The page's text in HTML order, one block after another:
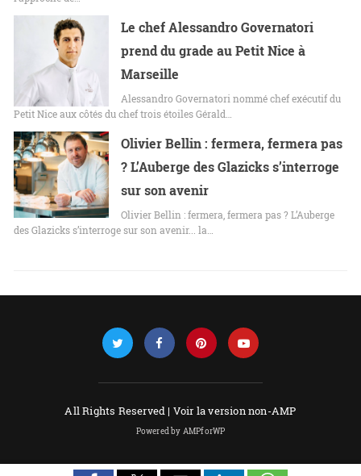
Le chef Alessandro Governatori
prend du grade au Petit Nice à
Marseille
Alessandro Governatori nommé chef exécutif du
Petit Nice aux côtés du chef trois étoiles Gérald…
Olivier Bellin : fermera, fermera pas
? L’Auberge des Glazicks s’interroge
sur son avenir
Olivier Bellin : fermera, fermera pas ? L’Auberge
des Glazicks s’interroge sur son avenir... la…
All Rights Reserved | Voir la version non-AMP
Powered by AMPforWP